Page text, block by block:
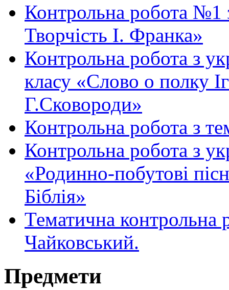
Контрольна робота №1
Творчість І. Франка»
Контрольна робота з
класу «Слово о полку
Г.Сковороди»
Контрольна робота з
Контрольна робота з
«Родинно-побутові
Біблія»
Тематична
Чайковський.
Предмети